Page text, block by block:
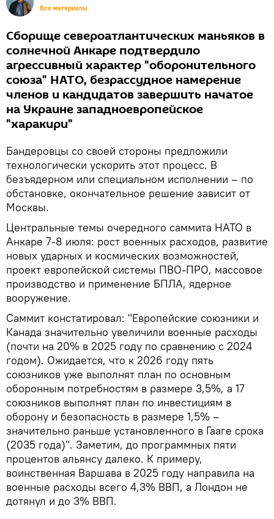
Все материалы
Сборище североатлантических маньяков в
солнечной Анкаре подтвердило
агрессивный характер "оборонительного
союза" НАТО, безрассудное намерение
членов и кандидатов завершить начатое
на Украине западноевропейское
"харакири"
Бандеровцы со своей стороны предложили
технологически ускорить этот процесс. В
безъядерном или специальном исполнении – по
обстановке, окончательное решение зависит от
Москвы.
Центральные темы очередного саммита НАТО в
Анкаре 7-8 июля: рост военных расходов, развитие
новых ударных и космических возможностей,
проект европейской системы ПВО-ПРО, массовое
производство и применение БПЛА, ядерное
вооружение.
Саммит констатировал: "Европейские союзники и
Канада значительно увеличили военные расходы
(почти на 20% в 2025 году по сравнению с 2024
годом). Ожидается, что к 2026 году пять
союзников уже выполнят план по основным
оборонным потребностям в размере 3,5%, а 17
союзников выполнят план по инвестициям в
оборону и безопасность в размере 1,5% –
значительно раньше установленного в Гааге срока
(2035 года)". Заметим, до программных пяти
процентов альянсу далеко. К примеру,
воинственная Варшава в 2025 году направила на
военные расходы всего 4,3% ВВП, а Лондон не
дотянул и до 3% ВВП.